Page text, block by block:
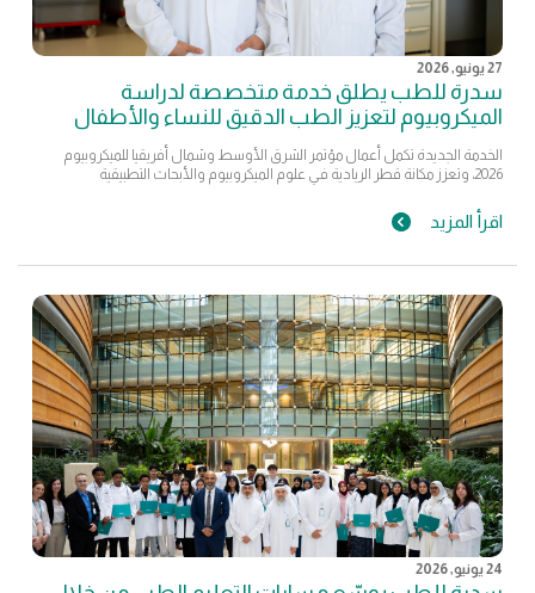
27 يونيو, 2026
سدرة للطب يطلق خدمة متخصصة لدراسة
الميكروبيوم لتعزيز الطب الدقيق للنساء والأطفال
الخدمة الجديدة تكمل أعمال مؤتمر الشرق الأوسط وشمال أفريقيا للميكروبيوم
2026، وتعزز مكانة قطر الريادية في علوم الميكروبيوم والأبحاث التطبيقية
اقرأ المزيد
24 يونيو, 2026